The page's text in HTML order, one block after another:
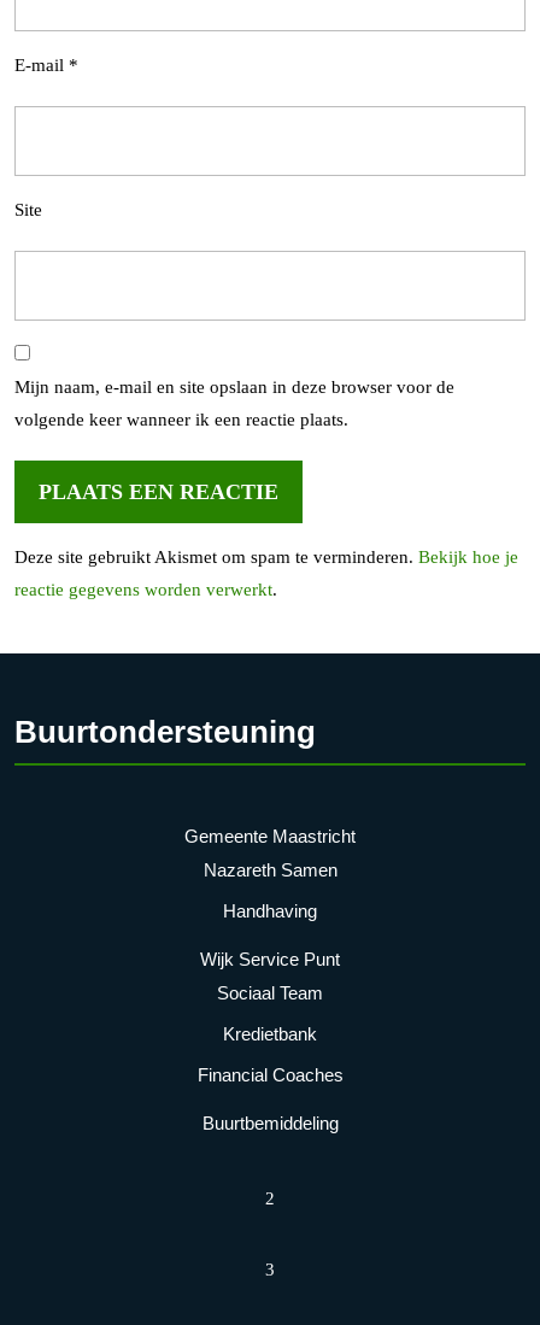
E-mail *
Site
Mijn naam, e-mail en site opslaan in deze browser voor de
volgende keer wanneer ik een reactie plaats.
Deze site gebruikt Akismet om spam te verminderen. Bekijk hoe je
reactie gegevens worden verwerkt.
Buurtondersteuning
Gemeente Maastricht
Nazareth Samen
Handhaving
Wijk Service Punt
Sociaal Team
Kredietbank
Financial Coaches
Buurtbemiddeling
2
3